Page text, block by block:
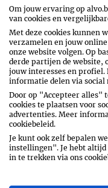
PIN
tonijn
Om jouw ervaring op
van cookies en
Met deze cookies kunnen
verzamelen en jouw
onze website volgen. Op
derde partijen de website,
jouw interesses en profiel.
informatie delen via social
Door op "Accepteer alles"
cookies te plaatsen voor
advertenties. Meer
cookiebeleid.
Je kunt ook zelf bepalen
instellingen". Je hebt
in te trekken via ons